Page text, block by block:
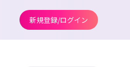
新規登録/ログイン